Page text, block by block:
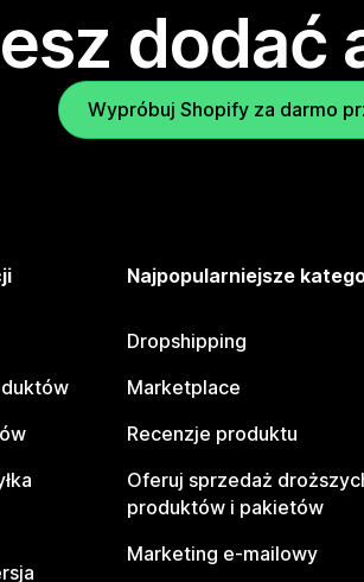
dodać
Wypróbuj Shopify za darmo
Najpopularniejsze
Dropshipping
Marketplace
Recenzje produktu
Oferuj sprzedaż
produktów i pakietów
Marketing e-mailowy